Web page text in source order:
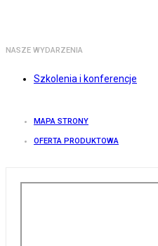
NASZE WYDARZENIA
Szkolenia i konferencje
MAPA STRONY
OFERTA PRODUKTOWA